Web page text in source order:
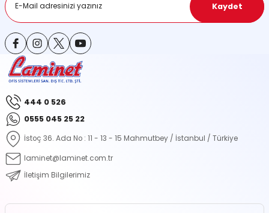
Kaydet
444 0 526
0555 045 25 22
İstoç 36. Ada No : 11 - 13 - 15 Mahmutbey / İstanbul / Türkiye
laminet@laminet.com.tr
İletişim Bilgilerimiz